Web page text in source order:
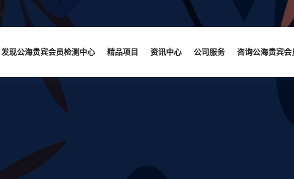
发现公海贵宾会员检测中心 精品项目 资讯中心 公司服务 咨询公海贵宾会